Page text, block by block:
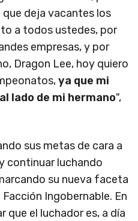
deja vacantes los
a todos ustedes, por
empresas, y por
Dragon Lee, hoy quiero
ya que mi
lado de mi hermano",
sus metas de cara a
continuar luchando
su nueva faceta
Ingobernable. En
que el luchador es, a día